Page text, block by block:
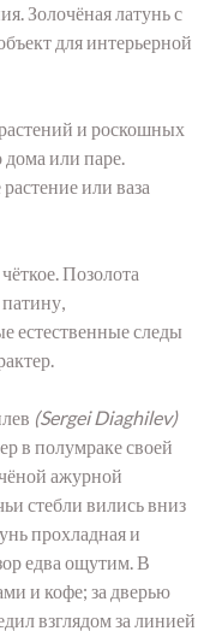
Золочёная латунь с
для интерьерной
и роскошных
дома или паре.
или ваза
Позолота
естественные следы
(Sergei Diaghilev)
в полумраке своей
ажурной
стебли вились вниз
прохладная и
едва ощутим. В
и кофе; за дверью
взглядом за линией